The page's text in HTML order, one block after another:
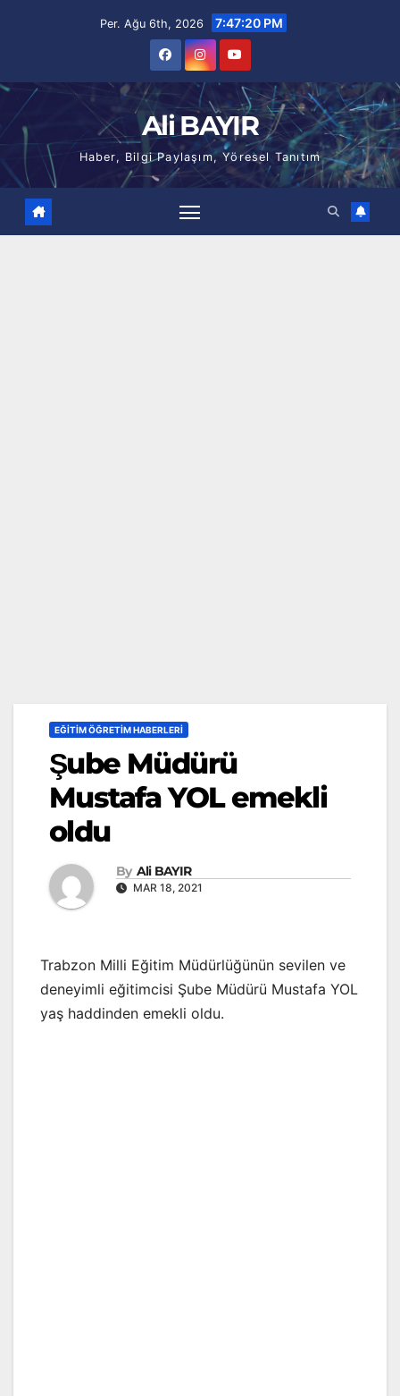
Per. Ağu 6th, 2026 7:47:21 PM
Ali BAYIR
Haber, Bilgi Paylaşım, Yöresel Tanıtım
EĞITIM ÖĞRETIM HABERLERI
Şube Müdürü
Mustafa YOL emekli
oldu
By Ali BAYIR
MAR 18, 2021
Trabzon Milli Eğitim Müdürlüğünün sevilen ve
deneyimli eğitimcisi Şube Müdürü Mustafa YOL
yaş haddinden emekli oldu.